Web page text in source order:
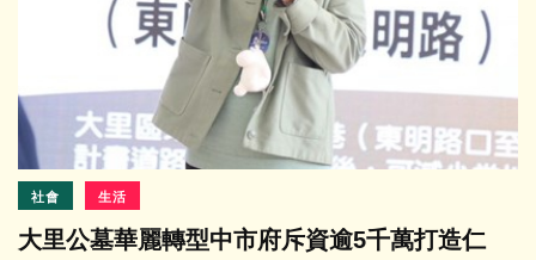
社會 生活
大里公墓華麗轉型中市府斥資逾5千萬打造仁